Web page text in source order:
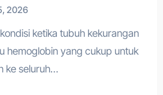
2026
hemoglobin yang cukup untuk
ke seluruh…